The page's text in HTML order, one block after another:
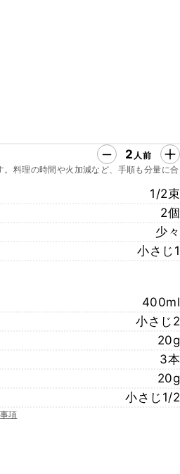
2 人前
料理の時間や火加減など、手順も分量に合
1/2束
2個
少々
小さじ1
400ml
小さじ2
20g
3本
20g
小さじ1/2
項